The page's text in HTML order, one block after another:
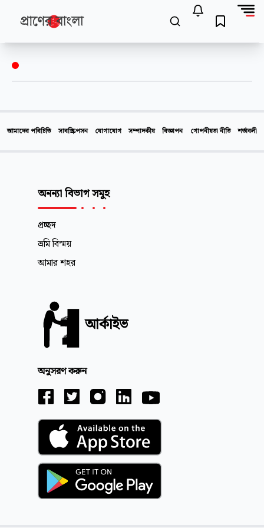
আমাদের পরিচিতি সাবস্ক্রিপসন যোগাযোগ সম্পাদকীয় বিজ্ঞাপন গোপনীয়তা নীতি শর্তাবলী
অনন্যা বিভাগ সমুহ
প্রচ্ছদ
ভ্রমি বিস্ময়
আমার শহর
আর্কাইভ
অনুসরণ করুন